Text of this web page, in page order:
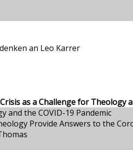
an Leo Karrer
as a Challenge for Theology
and the COVID-19 Pandemic
Provide Answers to the